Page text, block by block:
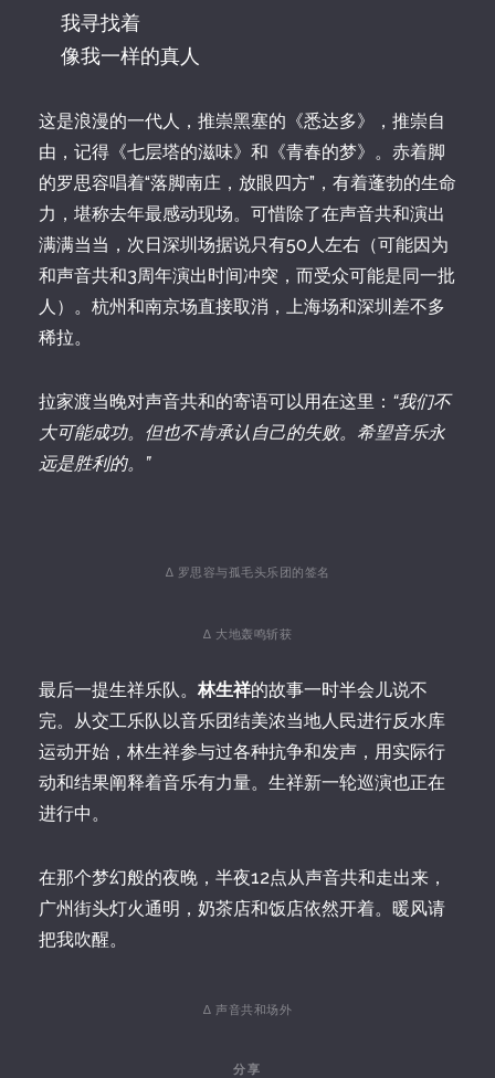
我寻找着
像我一样的真人
这是浪漫的一代人，推崇黑塞的《悉达多》，推崇自
由，记得《七层塔的滋味》和《青春的梦》。赤着脚
的罗思容唱着“落脚南庄，放眼四方”，有着蓬勃的生命
力，堪称去年最感动现场。可惜除了在声音共和演出
满满当当，次日深圳场据说只有50人左右（可能因为
和声音共和3周年演出时间冲突，而受众可能是同一批
人）。杭州和南京场直接取消，上海场和深圳差不多
稀拉。
拉家渡当晚对声音共和的寄语可以用在这里： “我们不
大可能成功。但也不肯承认自己的失败。希望音乐永
远是胜利的。”
∆ 罗思容与孤毛头乐团的签名
∆ 大地轰鸣斩获
最后一提生祥乐队。 林生祥的故事一时半会儿说不
完。从交工乐队以音乐团结美浓当地人民进行反水库
运动开始，林生祥参与过各种抗争和发声，用实际行
动和结果阐释着音乐有力量。生祥新一轮巡演也正在
进行中。
在那个梦幻般的夜晚，半夜12点从声音共和走出来，
广州街头灯火通明，奶茶店和饭店依然开着。暖风请
把我吹醒。
∆ 声音共和场外
分享